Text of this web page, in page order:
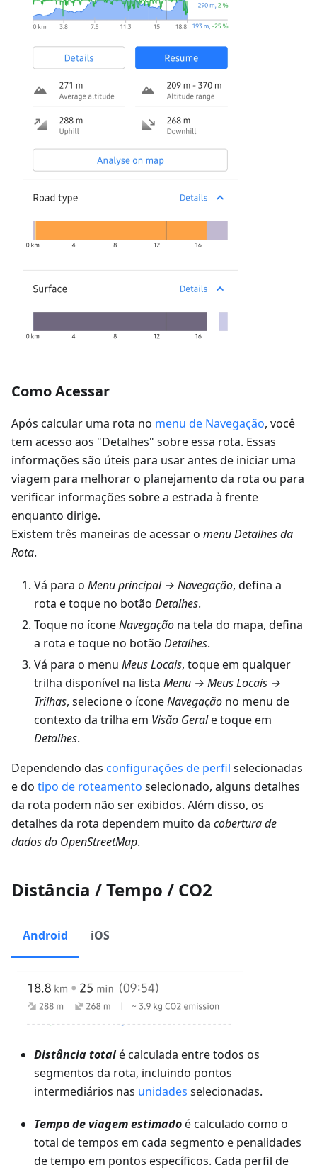
Como Acessar
Após calcular uma rota no menu de Navegação, você
tem acesso aos "Detalhes" sobre essa rota. Essas
informações são úteis para usar antes de iniciar uma
viagem para melhorar o planejamento da rota ou para
verificar informações sobre a estrada à frente
enquanto dirige.
Existem três maneiras de acessar o menu Detalhes da
Rota.
Vá para o Menu principal → Navegação, defina a
rota e toque no botão Detalhes.
Toque no íconeNavegação na tela do mapa, defina
a rota e toque no botão Detalhes.
Vá para o menu Meus Locais, toque em qualquer
trilha disponível na lista Menu → Meus Locais →
Trilhas, selecione o íconeNavegação no menu de
contexto da trilha em Visão Gerale toque em
Detalhes.
Dependendo das configurações de perfil selecionadas
e do tipo de roteamento selecionado, alguns detalhes
da rota podem não ser exibidos. Além disso, os
detalhes da rota dependem muito da cobertura de
dados do OpenStreetMap.
Distância / Tempo / CO2
Android iOS
Distância totalé calculada entre todos os
segmentos da rota, incluindo pontos
intermediários nas unidades selecionadas.
Tempo de viagem estimadoé calculado como o
total de tempos em cada segmento e penalidades
de tempo em pontos específicos. Cada perfil de